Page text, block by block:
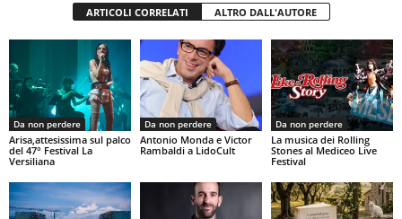
ARTICOLI CORRELATI ALTRO DALL'AUTORE
Da non perdere
Arisa,attesissima sul palco
del 47° Festival La
Versiliana
Da non perdere
Antonio Monda e Victor
Rambaldi a LidoCult
Da non perdere
La musica dei Rolling
Stones al Mediceo Live
Festival